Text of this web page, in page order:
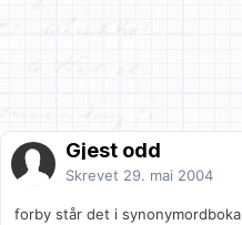
Gjest odd
Skrevet 29. mai 2004
forby står det i synonymordboka